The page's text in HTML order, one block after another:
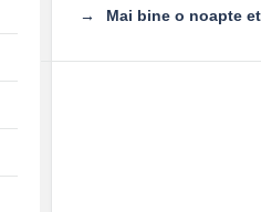
Mai bine o noapte